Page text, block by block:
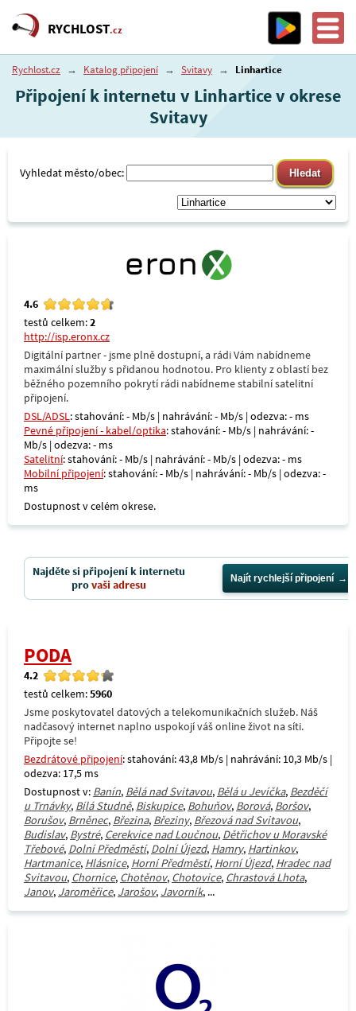
RYCHLOST.cz
Rychlost.cz → Katalog připojení → Svitavy → Linhartice
Připojení k internetu v Linhartice v okrese
Svitavy
Vyhledat město/obec:
4.6
testů celkem:2
http://isp.eronx.cz
Digitální partner - jsme plně dostupní, a rádi Vám nabídneme
maximální služby s přidanou hodnotou. Pro klienty z oblastí bez
běžného pozemního pokrytí rádi nabídneme stabilní satelitní
připojení.
DSL/ADSL: stahování: - Mb/s | nahrávání: - Mb/s | odezva: - ms
Pevné připojení - kabel/optika: stahování: - Mb/s | nahrávání: -
Mb/s | odezva: - ms
Satelitní: stahování: - Mb/s | nahrávání: - Mb/s | odezva: - ms
Mobilní připojení: stahování: - Mb/s | nahrávání: - Mb/s | odezva: -
ms
Dostupnost v celém okrese.
Najděte si připojení k internetu
provaši adresu Najít rychlejší připojení
PODA
4.2
testů celkem:5960
Jsme poskytovatel datových a telekomunikačních služeb. Náš
nadčasový internet naplno uspokojí váš online život na síti.
Připojte se!
Bezdrátové připojení: stahování: 43,8 Mb/s | nahrávání: 10,3 Mb/s |
odezva: 17,5 ms
Dostupnost v: Banín, Bělá nad Svitavou, Bělá u Jevíčka, Bezděčí
u Trnávky, Bílá Studně, Biskupice, Bohuňov, Borová, Boršov,
Borušov, Brněnec, Březina, Březiny, Březová nad Svitavou,
Budislav, Bystré, Cerekvice nad Loučnou, Dětřichov u Moravské
Třebové, Dolní Předměstí, Dolní Újezd, Hamry, Hartinkov,
Hartmanice, Hlásnice, Horní Předměstí, Horní Újezd, Hradec nad
Svitavou, Chornice, Chotěnov, Chotovice, Chrastová Lhota,
Janov, Jaroměřice, Jarošov, Javorník, ...